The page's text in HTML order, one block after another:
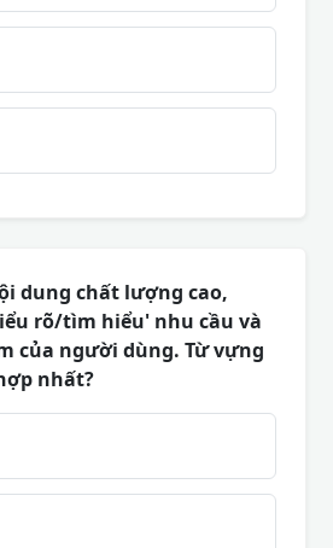
dung chất lượng cao,
rõ/tìm hiểu' nhu cầu và
của người dùng. Từ vựng
nhất?